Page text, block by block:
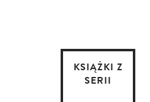
KSIĄŻKI Z
SERII